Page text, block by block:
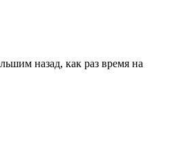
назад, как раз время на